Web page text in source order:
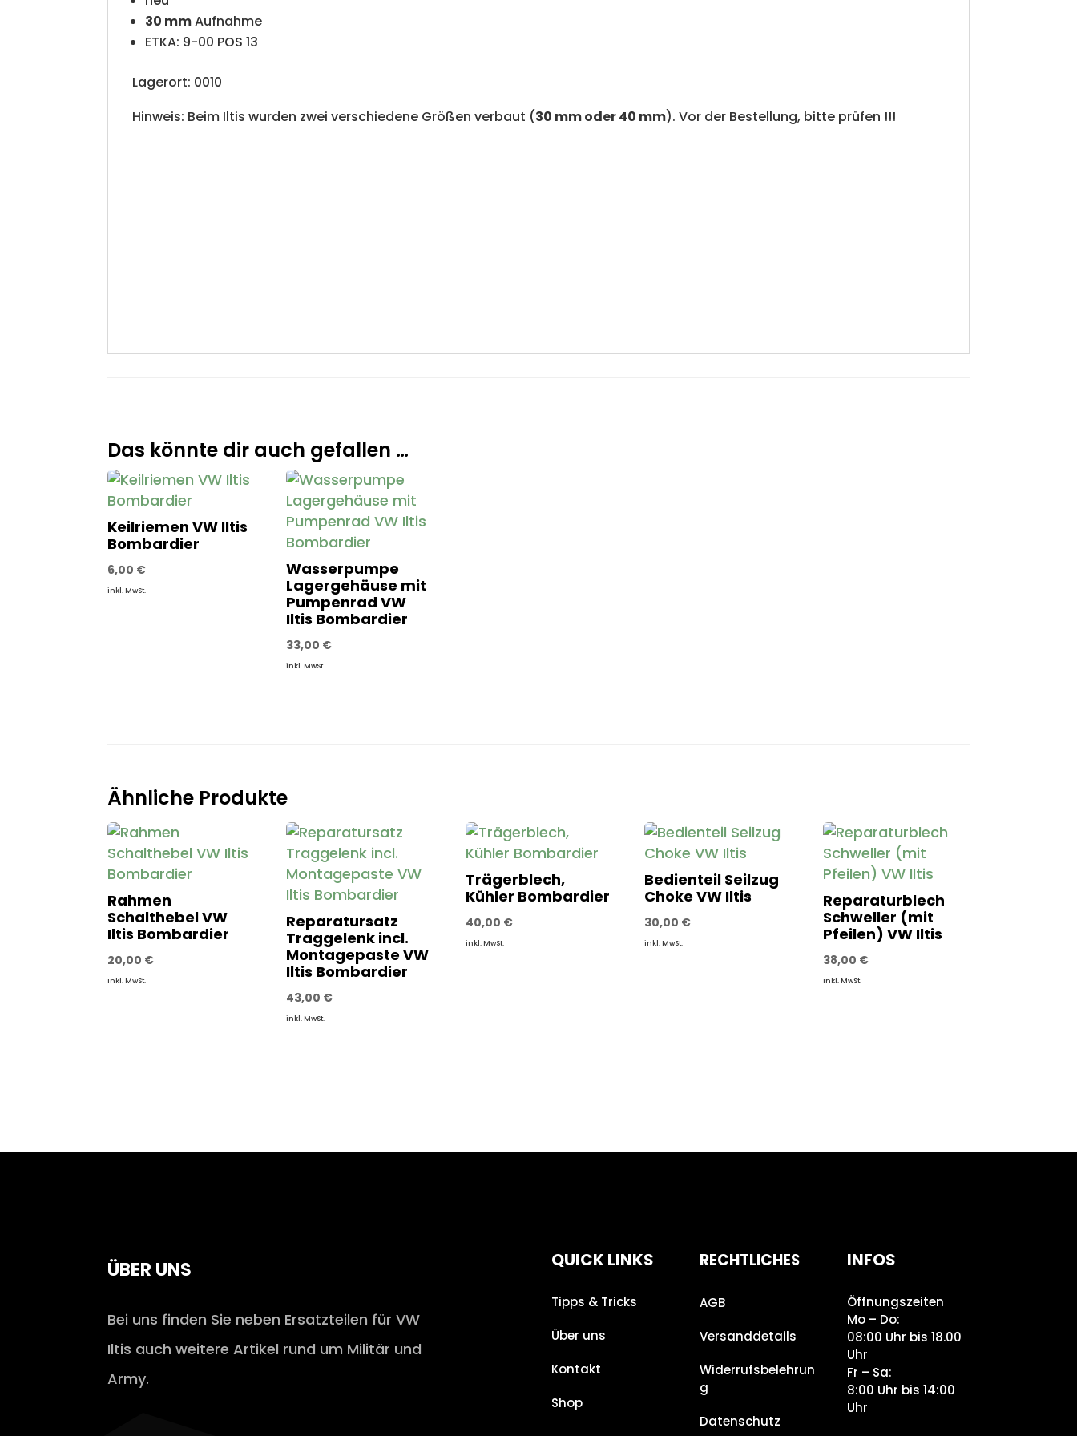
30 mmAufnahme
ETKA: 9-00 POS 13
Lagerort: 0010
Hinweis: Beim Iltis wurden zwei verschiedene Größen verbaut (30 mm oder 40 mm). Vor der Bestellung, bitte prüfen !!!
Das könnte dir auch gefallen …
Keilriemen VW Iltis
Bombardier
6,00 €
inkl. MwSt.
Wasserpumpe
Lagergehäuse mit
Pumpenrad VW
Iltis Bombardier
33,00 €
inkl. MwSt.
Ähnliche Produkte
Rahmen
Schalthebel VW
Iltis Bombardier
20,00 €
inkl. MwSt.
Reparatursatz
Traggelenk incl.
Montagepaste VW
Iltis Bombardier
43,00 €
inkl. MwSt.
Trägerblech,
Kühler Bombardier
40,00 €
inkl. MwSt.
Bedienteil Seilzug
Choke VW Iltis
30,00 €
inkl. MwSt.
Reparaturblech
Schweller (mit
Pfeilen) VW Iltis
38,00 €
inkl. MwSt.
ÜBER UNS
Bei uns finden Sie neben Ersatzteilen für VW
Iltis auch weitere Artikel rund um Militär und
Army.
QUICK LINKS
Tipps & Tricks
Über uns
Kontakt
Shop
RECHTLICHES
AGB
Versanddetails
Widerrufsbelehrun
g
Datenschutz
INFOS
Öffnungszeiten
Mo – Do:
08:00 Uhr bis 18.00
Uhr
Fr – Sa:
8:00 Uhr bis 14:00
Uhr